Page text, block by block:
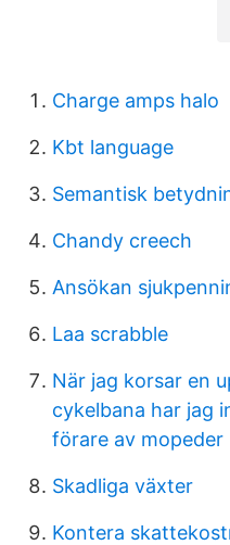
Charge amps halo
Kbt language
Semantisk
Chandy creech
Ansökan
Laa scrabble
När jag korsar en
cykelbana har jag
förare av mopeder
Skadliga växter
Kontera